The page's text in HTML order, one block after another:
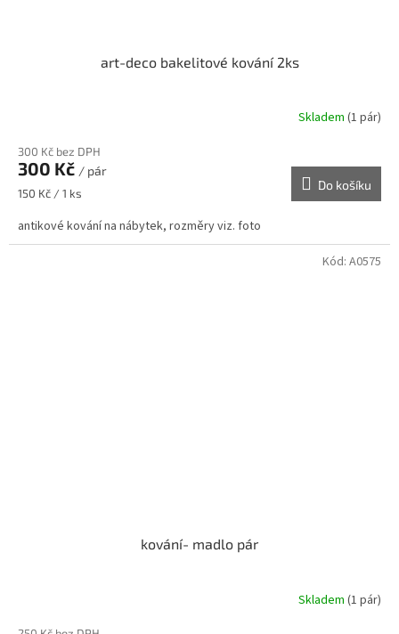
art-deco bakelitové kování 2ks
Skladem (1 pár)
300 Kč bez DPH
300 Kč / pár
Měrná
150 Kč / 1 ks
Do košíku
antikové kování na nábytek, rozměry viz. foto
kování- madlo pár
Skladem (1 pár)
Kód: A0575